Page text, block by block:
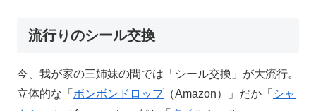
流行りのシール交換
今、我が家の三姉妹の間では「シール交換」が大流行。
立体的な「 ボンボンドロップ（Amazon）」だか「 シャ